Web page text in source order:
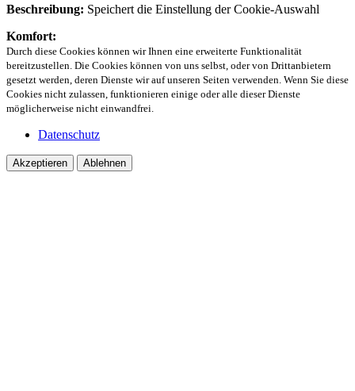
Beschreibung: Speichert die Einstellung der Cookie-Auswahl
Komfort:
Durch diese Cookies können wir Ihnen eine erweiterte Funktionalität
bereitzustellen. Die Cookies können von uns selbst, oder von Drittanbietern
gesetzt werden, deren Dienste wir auf unseren Seiten verwenden. Wenn Sie diese
Cookies nicht zulassen, funktionieren einige oder alle dieser Dienste
möglicherweise nicht einwandfrei.
Datenschutz
Akzeptieren Ablehnen